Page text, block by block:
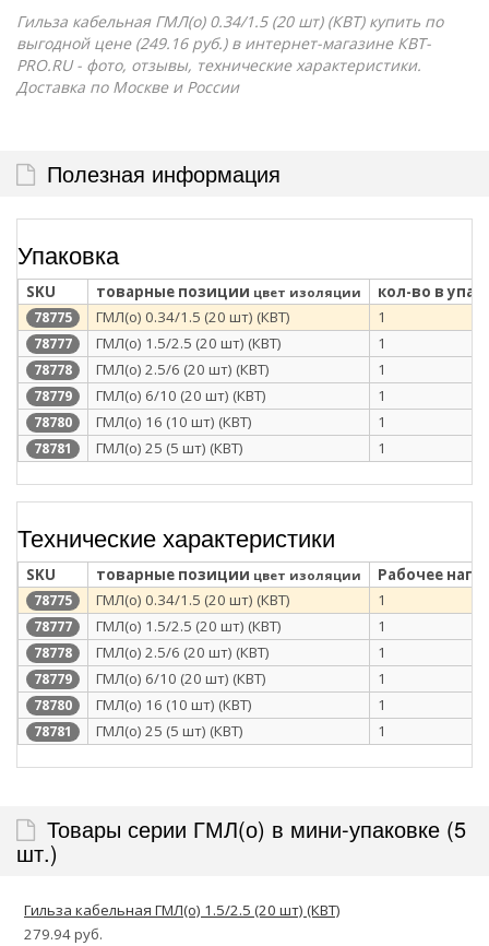
Гильза кабельная ГМЛ(о) 0.34/1.5 (20 шт) (КВТ) купить по
выгодной цене (249.16 руб.) в интернет-магазине КВТ-
PRO.RU - фото, отзывы, технические характеристики.
Доставка по Москве и России
Полезная информация
Упаковка
SKU товарные позиции цвет изоляции кол-во в
78775 ГМЛ(о) 0.34/1.5 (20 шт) (КВТ) 1
78777 ГМЛ(о) 1.5/2.5 (20 шт) (КВТ) 1
78778 ГМЛ(о) 2.5/6 (20 шт) (КВТ) 1
78779 ГМЛ(о) 6/10 (20 шт) (КВТ) 1
78780 ГМЛ(о) 16 (10 шт) (КВТ) 1
78781 ГМЛ(о) 25 (5 шт) (КВТ) 1
Технические характеристики
SKU товарные позиции цвет изоляции Рабочее
78775 ГМЛ(о) 0.34/1.5 (20 шт) (КВТ) 1
78777 ГМЛ(о) 1.5/2.5 (20 шт) (КВТ) 1
78778 ГМЛ(о) 2.5/6 (20 шт) (КВТ) 1
78779 ГМЛ(о) 6/10 (20 шт) (КВТ) 1
78780 ГМЛ(о) 16 (10 шт) (КВТ) 1
78781 ГМЛ(о) 25 (5 шт) (КВТ) 1
Товары серии ГМЛ(о) в мини-упаковке (5
шт.)
Гильза кабельная ГМЛ(о) 1.5/2.5 (20 шт) (КВТ)
279.94 руб.